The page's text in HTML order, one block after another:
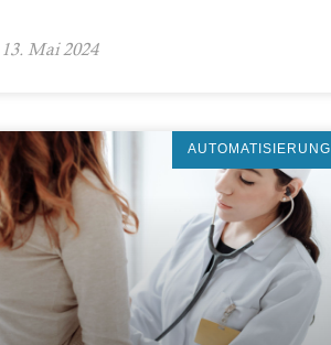
13. Mai 2024
AUTOMATISIERUNG